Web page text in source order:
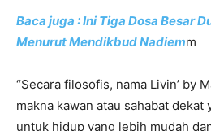
Baca juga : Ini Tiga Dosa Besar
Menurut Mendikbud Nadiemm
“Secara filosofis, nama Livin’ by
makna kawan atau sahabat dekat
untuk hidup yang lebih mudah